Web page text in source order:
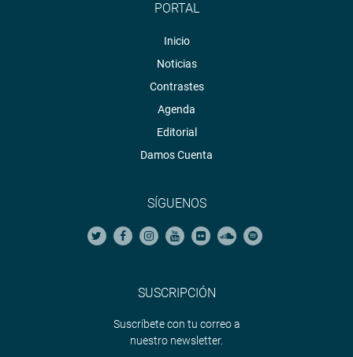
PORTAL
Inicio
Noticias
Contrastes
Agenda
Editorial
Damos Cuenta
SÍGUENOS
SUSCRIPCIÓN
Suscríbete con tu correo a
nuestro newsletter.